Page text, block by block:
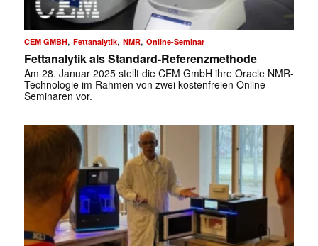
✕
CEM GMBH, Fettanalytik, NMR, Online-Seminar
Fettanalytik als Standard-Referenzmethode
Am 28. Januar 2025 stellt die CEM GmbH ihre Oracle NMR-
Technologie im Rahmen von zwei kostenfreien Online-
Seminaren vor.